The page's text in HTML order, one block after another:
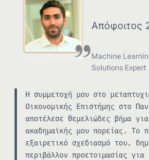
Απόφοιτος
Machine
Solutions Expert
Η συμμετοχή μου στο
Οικονομικής Επιστήμης στο
αποτέλεσε θεμελιώδες βήμα
ακαδημαϊκής μου πορείας. Το
εξαιρετικό σχεδιασμό του,
περιβάλλον προετοιμασίας